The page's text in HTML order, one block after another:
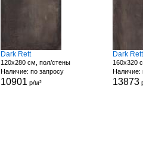
Dark Rett
120x280 см, пол/стены
Наличие: по запросу
10901 р/м²
Dark Rett
160x320
Наличие:
13873